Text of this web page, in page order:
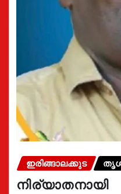
ഇരിങ്ങാലക്കുട
നിര്യാതനായി